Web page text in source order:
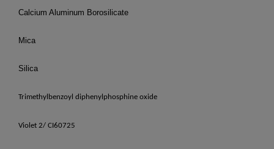
Calcium Aluminum Borosilicate
Mica
Silica
Trimethylbenzoyl diphenylphosphine oxide
Violet 2/ CI60725